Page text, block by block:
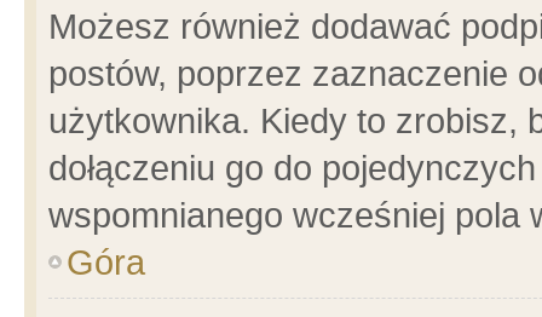
Możesz również dodawać
postów, poprzez zaznaczenie
użytkownika. Kiedy to zrobisz,
dołączeniu go do
wspomnianego wcześniej pola
Góra